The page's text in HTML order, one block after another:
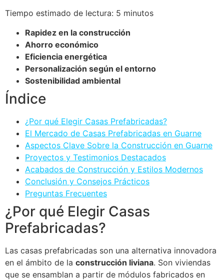
Tiempo estimado de lectura: 5 minutos
Rapidez en la construcción
Ahorro económico
Eficiencia energética
Personalización según el entorno
Sostenibilidad ambiental
Índice
¿Por qué Elegir Casas Prefabricadas?
El Mercado de Casas Prefabricadas en Guarne
Aspectos Clave Sobre la Construcción en Guarne
Proyectos y Testimonios Destacados
Acabados de Construcción y Estilos Modernos
Conclusión y Consejos Prácticos
Preguntas Frecuentes
¿Por qué Elegir Casas
Prefabricadas?
Las casas prefabricadas son una alternativa innovadora
en el ámbito de la construcción liviana. Son viviendas
que se ensamblan a partir de módulos fabricados en